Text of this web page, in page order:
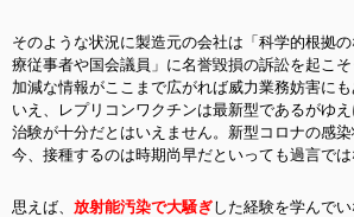
そのような状況に製造元の会社は「科学的根拠
療従事者や国会議員」に名誉毀損の訴訟を起こ
加減な情報がここまで広がれば威力業務妨害に
いえ、レプリコンワクチンは最新型であるがゆ
治験が十分だとはいえません。新型コロナの感
今、接種するのは時期尚早だといっても過言では
思えば、 放射能汚染で大騒ぎした経験を学んで